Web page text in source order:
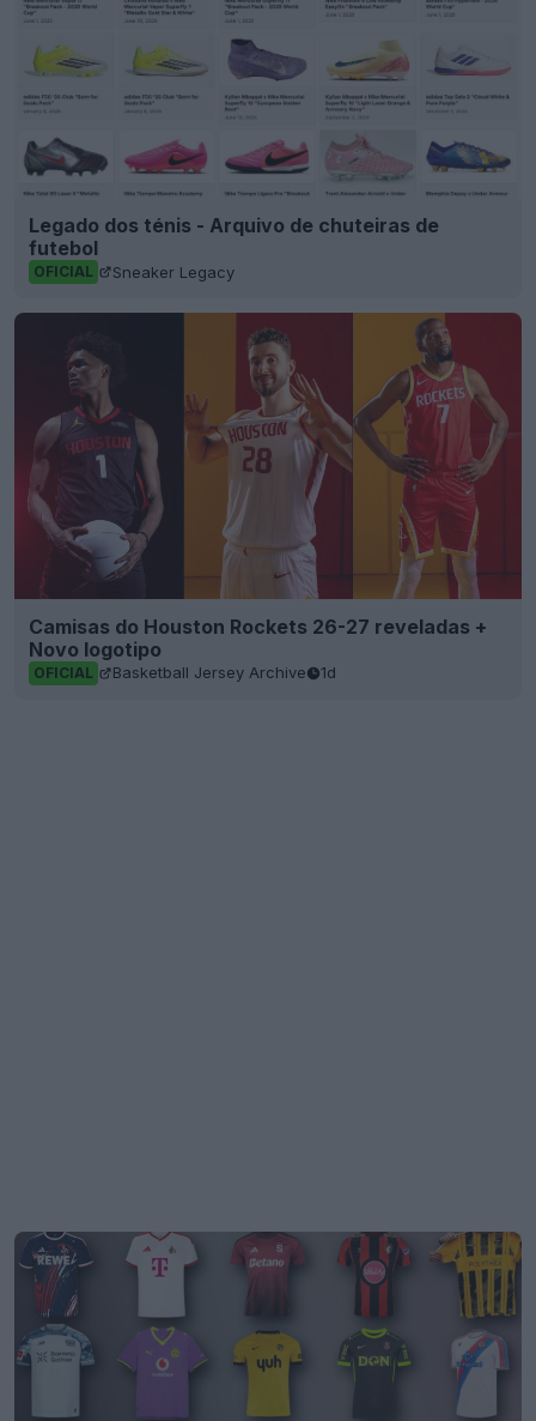
Legado dos ténis - Arquivo de chuteiras de
futebol
OFICIAL Sneaker Legacy
Camisas do Houston Rockets 26-27 reveladas +
Novo logotipo
OFICIAL Basketball Jersey Archive 1d